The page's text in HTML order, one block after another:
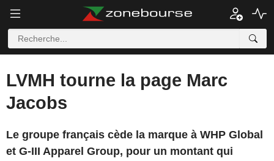
LVMH tourne la page Marc
Jacobs
Le groupe français cède la marque à WHP Global
et G-III Apparel Group, pour un montant qui